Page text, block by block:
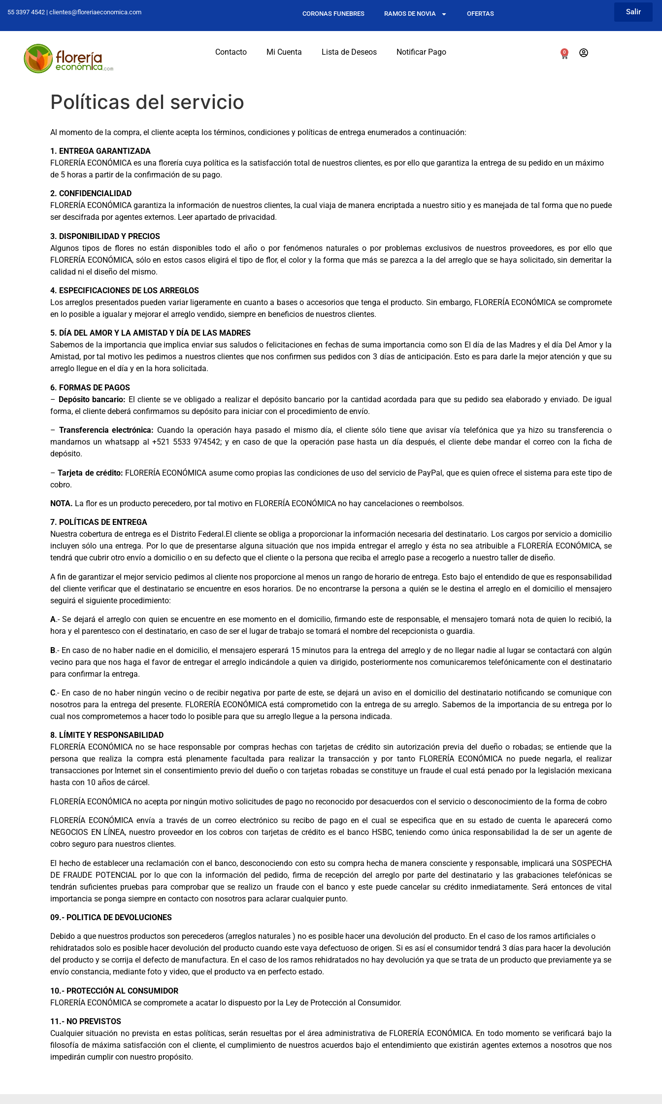
55 3397 4542 | clientes@floreriaeconomica.com CORONAS FUNEBRES RAMOS DE NOVIA OFERTAS Salir
Contacto Mi Cuenta Lista de Deseos Notificar Pago 0
Políticas del servicio
Al momento de la compra, el cliente acepta los términos, condiciones y políticas de entrega enumerados a continuación:
1. ENTREGA GARANTIZADA
FLORERÍA ECONÓMICA es una florería cuya política es la satisfacción total de nuestros clientes, es por ello que garantiza la entrega de su pedido en un máximo
de 5 horas a partir de la confirmación de su pago.
2. CONFIDENCIALIDAD
FLORERÍA ECONÓMICA garantiza la información de nuestros clientes, la cual viaja de manera encriptada a nuestro sitio y es manejada de tal forma que no puede
ser descifrada por agentes externos. Leer apartado de privacidad.
3. DISPONIBILIDAD Y PRECIOS
Algunos tipos de flores no están disponibles todo el año o por fenómenos naturales o por problemas exclusivos de nuestros proveedores, es por ello que
FLORERÍA ECONÓMICA, sólo en estos casos eligirá el tipo de flor, el color y la forma que más se parezca a la del arreglo que se haya solicitado, sin demeritar la
calidad ni el diseño del mismo.
4. ESPECIFICACIONES DE LOS ARREGLOS
Los arreglos presentados pueden variar ligeramente en cuanto a bases o accesorios que tenga el producto. Sin embargo, FLORERÍA ECONÓMICA se compromete
en lo posible a igualar y mejorar el arreglo vendido, siempre en beneficios de nuestros clientes.
5. DÍA DEL AMOR Y LA AMISTAD Y DÍA DE LAS MADRES
Sabemos de la importancia que implica enviar sus saludos o felicitaciones en fechas de suma importancia como son El día de las Madres y el día Del Amor y la
Amistad, por tal motivo les pedimos a nuestros clientes que nos confirmen sus pedidos con 3 días de anticipación. Esto es para darle la mejor atención y que su
arreglo llegue en el día y en la hora solicitada.
6. FORMAS DE PAGOS
– Depósito bancario: El cliente se ve obligado a realizar el depósito bancario por la cantidad acordada para que su pedido sea elaborado y enviado. De igual
forma, el cliente deberá confirmarnos su depósito para iniciar con el procedimiento de envío.
– Transferencia electrónica: Cuando la operación haya pasado el mismo día, el cliente sólo tiene que avisar vía telefónica que ya hizo su transferencia o
mandarnos un whatsapp al +521 5533 974542; y en caso de que la operación pase hasta un día después, el cliente debe mandar el correo con la ficha de
depósito.
–Tarjeta de crédito: FLORERÍA ECONÓMICA asume como propias las condiciones de uso del servicio de PayPal, que es quien ofrece el sistema para este tipo de
cobro.
NOTA. La flor es un producto perecedero, por tal motivo en FLORERÍA ECONÓMICA no hay cancelaciones o reembolsos.
7. POLÍTICAS DE ENTREGA
Nuestra cobertura de entrega es el Distrito Federal.El cliente se obliga a proporcionar la información necesaria del destinatario. Los cargos por servicio a domicilio
incluyen sólo una entrega. Por lo que de presentarse alguna situación que nos impida entregar el arreglo y ésta no sea atribuible a FLORERÍA ECONÓMICA, se
tendrá que cubrir otro envío a domicilio o en su defecto que el cliente o la persona que reciba el arreglo pase a recogerlo a nuestro taller de diseño.
A fin de garantizar el mejor servicio pedimos al cliente nos proporcione al menos un rango de horario de entrega. Esto bajo el entendido de que es responsabilidad
del cliente verificar que el destinatario se encuentre en esos horarios. De no encontrarse la persona a quién se le destina el arreglo en el domicilio el mensajero
seguirá el siguiente procedimiento:
A.- Se dejará el arreglo con quien se encuentre en ese momento en el domicilio, firmando este de responsable, el mensajero tomará nota de quien lo recibió, la
hora y el parentesco con el destinatario, en caso de ser el lugar de trabajo se tomará el nombre del recepcionista o guardia.
B.- En caso de no haber nadie en el domicilio, el mensajero esperará 15 minutos para la entrega del arreglo y de no llegar nadie al lugar se contactará con algún
vecino para que nos haga el favor de entregar el arreglo indicándole a quien va dirigido, posteriormente nos comunicaremos telefónicamente con el destinatario
para confirmar la entrega.
C.- En caso de no haber ningún vecino o de recibir negativa por parte de este, se dejará un aviso en el domicilio del destinatario notificando se comunique con
nosotros para la entrega del presente. FLORERÍA ECONÓMICA está comprometido con la entrega de su arreglo. Sabemos de la importancia de su entrega por lo
cual nos comprometemos a hacer todo lo posible para que su arreglo llegue a la persona indicada.
8. LÍMITE Y RESPONSABILIDAD
FLORERÍA ECONÓMICA no se hace responsable por compras hechas con tarjetas de crédito sin autorización previa del dueño o robadas; se entiende que la
persona que realiza la compra está plenamente facultada para realizar la transacción y por tanto FLORERÍA ECONÓMICA no puede negarla, el realizar
transacciones por Internet sin el consentimiento previo del dueño o con tarjetas robadas se constituye un fraude el cual está penado por la legislación mexicana
hasta con 10 años de cárcel.
FLORERÍA ECONÓMICA no acepta por ningún motivo solicitudes de pago no reconocido por desacuerdos con el servicio o desconocimiento de la forma de cobro
FLORERÍA ECONÓMICA envía a través de un correo electrónico su recibo de pago en el cual se especifica que en su estado de cuenta le aparecerá como
NEGOCIOS EN LÍNEA, nuestro proveedor en los cobros con tarjetas de crédito es el banco HSBC, teniendo como única responsabilidad la de ser un agente de
cobro seguro para nuestros clientes.
El hecho de establecer una reclamación con el banco, desconociendo con esto su compra hecha de manera consciente y responsable, implicará una SOSPECHA
DE FRAUDE POTENCIAL por lo que con la información del pedido, firma de recepción del arreglo por parte del destinatario y las grabaciones telefónicas se
tendrán suficientes pruebas para comprobar que se realizo un fraude con el banco y este puede cancelar su crédito inmediatamente. Será entonces de vital
importancia se ponga siempre en contacto con nosotros para aclarar cualquier punto.
09.- POLITICA DE DEVOLUCIONES
Debido a que nuestros productos son perecederos (arreglos naturales ) no es posible hacer una devolución del producto. En el caso de los ramos artificiales o
rehidratados solo es posible hacer devolución del producto cuando este vaya defectuoso de origen. Si es así el consumidor tendrá 3 días para hacer la devolución
del producto y se corrija el defecto de manufactura. En el caso de los ramos rehidratados no hay devolución ya que se trata de un producto que previamente ya se
envío constancia, mediante foto y video, que el producto va en perfecto estado.
10.- PROTECCIÓN AL CONSUMIDOR
FLORERÍA ECONÓMICA se compromete a acatar lo dispuesto por la Ley de Protección al Consumidor.
11.- NO PREVISTOS
Cualquier situación no prevista en estas políticas, serán resueltas por el área administrativa de FLORERÍA ECONÓMICA. En todo momento se verificará bajo la
filosofía de máxima satisfacción con el cliente, el cumplimiento de nuestros acuerdos bajo el entendimiento que existirán agentes externos a nosotros que nos
impedirán cumplir con nuestro propósito.